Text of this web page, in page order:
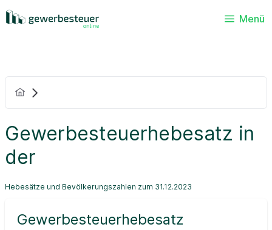
Menü
Gewerbesteuerhebesatz in
der
Hebesätze und Bevölkerungszahlen zum 31.12.2023
Gewerbesteuerhebesatz